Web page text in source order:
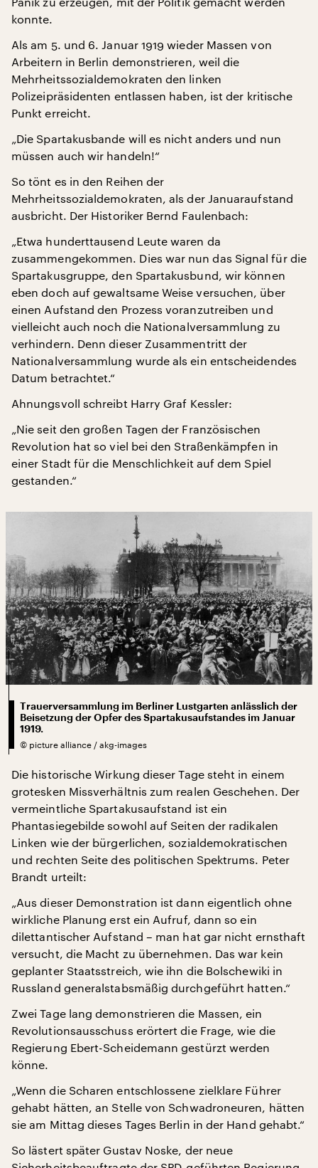
konnte.
Als am 5. und 6. Januar 1919 wieder Massen von
Arbeitern in Berlin demonstrieren, weil die
Mehrheitssozialdemokraten den linken
Polizeipräsidenten entlassen haben, ist der kritische
Punkt erreicht.
„Die Spartakusbande will es nicht anders und nun
müssen auch wir handeln!“
So tönt es in den Reihen der
Mehrheitssozialdemokraten, als der Januaraufstand
ausbricht. Der Historiker Bernd Faulenbach:
„Etwa hunderttausend Leute waren da
zusammengekommen. Dies war nun das Signal für die
Spartakusgruppe, den Spartakusbund, wir können
eben doch auf gewaltsame Weise versuchen, über
einen Aufstand den Prozess voranzutreiben und
vielleicht auch noch die Nationalversammlung zu
verhindern. Denn dieser Zusammentritt der
Nationalversammlung wurde als ein entscheidendes
Datum betrachtet.“
Ahnungsvoll schreibt Harry Graf Kessler:
„Nie seit den großen Tagen der Französischen
Revolution hat so viel bei den Straßenkämpfen in
einer Stadt für die Menschlichkeit auf dem Spiel
gestanden.“
Trauerversammlung im Berliner Lustgarten anlässlich der
Beisetzung der Opfer des Spartakusaufstandes im Januar
1919.
© picture alliance / akg-images
Die historische Wirkung dieser Tage steht in einem
grotesken Missverhältnis zum realen Geschehen. Der
vermeintliche Spartakusaufstand ist ein
Phantasiegebilde sowohl auf Seiten der radikalen
Linken wie der bürgerlichen, sozialdemokratischen
und rechten Seite des politischen Spektrums. Peter
Brandt urteilt:
„Aus dieser Demonstration ist dann eigentlich ohne
wirkliche Planung erst ein Aufruf, dann so ein
dilettantischer Aufstand – man hat gar nicht ernsthaft
versucht, die Macht zu übernehmen. Das war kein
geplanter Staatsstreich, wie ihn die Bolschewiki in
Russland generalstabsmäßig durchgeführt hatten.“
Zwei Tage lang demonstrieren die Massen, ein
Revolutionsausschuss erörtert die Frage, wie die
Regierung Ebert-Scheidemann gestürzt werden
könne.
„Wenn die Scharen entschlossene zielklare Führer
gehabt hätten, an Stelle von Schwadroneuren, hätten
sie am Mittag dieses Tages Berlin in der Hand gehabt.“
So lästert später Gustav Noske, der neue